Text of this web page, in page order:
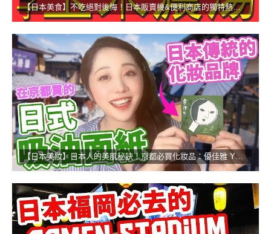
【日本美食】不吃絕對後悔！日本販賣機&便利商店的獨特熱食！
【日本美妝】日本人的美肌秘訣！京都必買化妝品：優佳雅 YOJIYA！！